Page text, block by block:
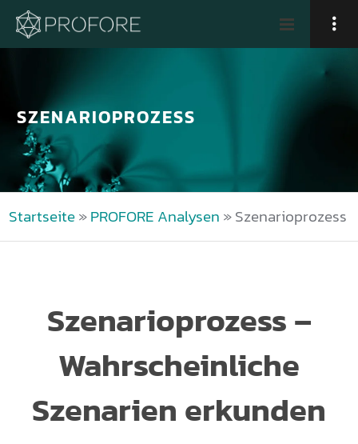
SZENARIOPROZESS
Startseite»PROFORE Analysen »Szenarioprozess
Szenarioprozess –
Wahrscheinliche
Szenarien erkunden